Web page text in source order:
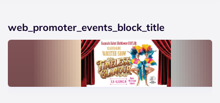
web_promoter_events_block_title